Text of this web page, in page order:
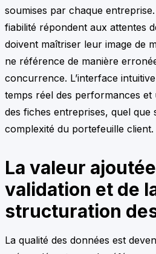
soumises par chaque
fiabilité répondent aux attentes
doivent maîtriser leur image de
ne référence de manière
concurrence. L’interface
temps réel des performances et
des fiches entreprises, quel que
complexité du portefeuille client.
La valeur
validation et de
structuration
La qualité des données est